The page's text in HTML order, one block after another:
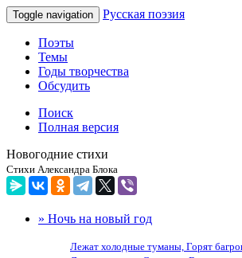
Toggle navigation Русская поэзия
Поэты
Темы
Годы творчества
Обсудить
Поиск
Полная версия
Новогодние стихи
Стихи Александра Блока
» Ночь на новый год
Лежат холодные туманы, Горят